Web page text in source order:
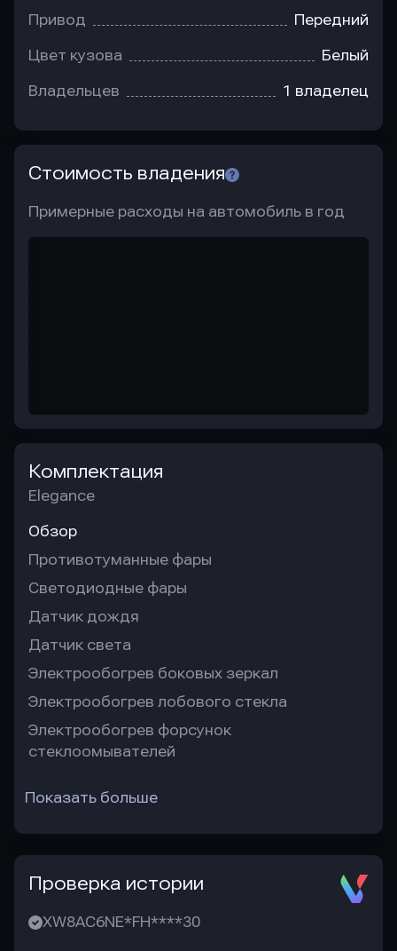
Привод Передний
Цвет кузова Белый
Владельцев 1 владелец
Стоимость владения
Примерные расходы на автомобиль в год
Комплектация
Elegance
Обзор
Противотуманные фары
Светодиодные фары
Датчик дождя
Датчик света
Электрообогрев боковых зеркал
Электрообогрев лобового стекла
Электрообогрев форсунок
стеклоомывателей
Показать больше
Проверка истории
XW8AC6NE*FH****30